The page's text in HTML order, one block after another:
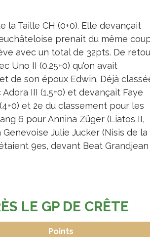
Taille CH (0+0). Elle devançait
prenait du même
avec un total de 32pts. De
Uno II (0.25+0) qu'on avait
de son époux Edwin. Déjà
III (1.5+0) et devançait Faye
et 2e du classement pour les
6 pour Annina Züger (Liatos II,
Julie Jucker (Nisis de la
9es, devant Beat
LE GP DE CRÊTE
Points